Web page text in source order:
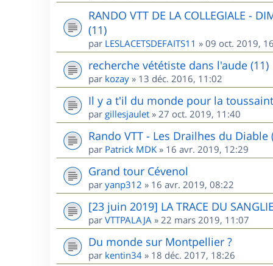
RANDO VTT DE LA COLLEGIALE -
(11)
par LESLACETSDEFAITS11 » 09 oct. 2019,
recherche vététiste dans l'aude (11)
par kozay » 13 déc. 2016, 11:02
Il y a t'il du monde pour la
par gillesjaulet » 27 oct. 2019, 11:40
Rando VTT - Les Drailhes du Diable
par Patrick MDK » 16 avr. 2019, 12:29
Grand tour Cévenol
par yanp312 » 16 avr. 2019, 08:22
[23 juin 2019] LA TRACE DU
par VTTPALAJA » 22 mars 2019, 11:07
Du monde sur Montpellier ?
par kentin34 » 18 déc. 2017, 18:26